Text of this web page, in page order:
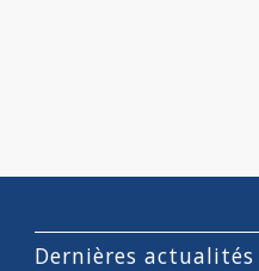
Dernières actualités